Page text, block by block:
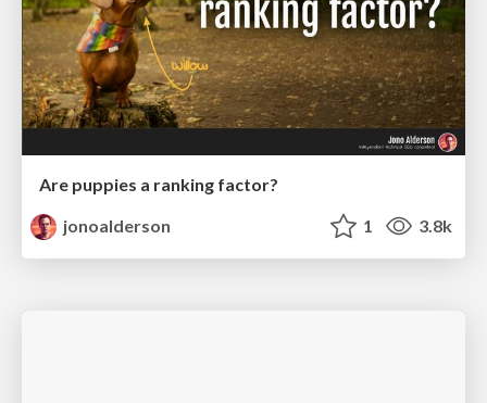
Are puppies a ranking factor?
jonoalderson
1 3.8k